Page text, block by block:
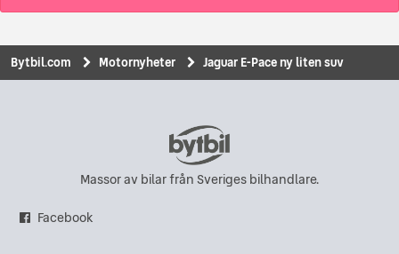
Bytbil.com Motornyheter Jaguar E-Pace ny liten suv
Massor av bilar från Sveriges bilhandlare.
Facebook